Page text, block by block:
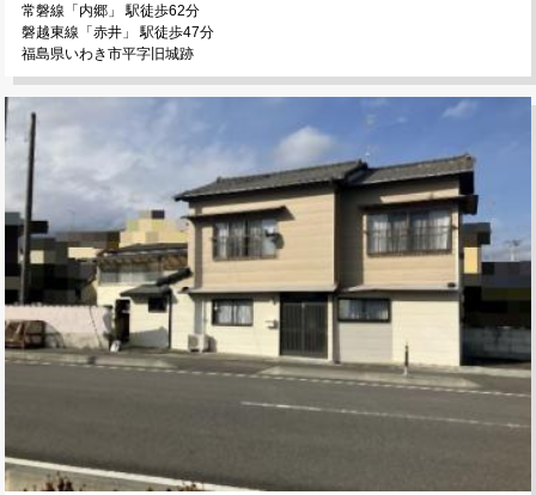
常磐線「内郷」 駅徒歩62分
磐越東線「赤井」 駅徒歩47分
福島県いわき市平字旧城跡